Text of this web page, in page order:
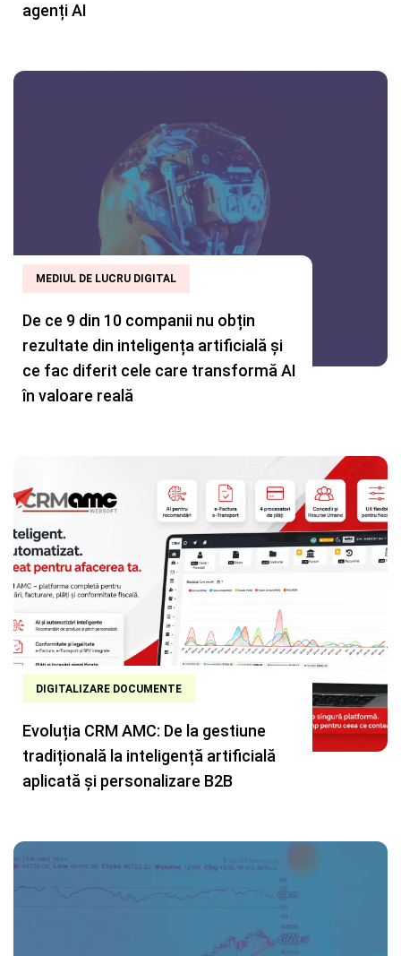
agenți AI
MEDIUL DE LUCRU DIGITAL
De ce 9 din 10 companii nu obțin
rezultate din inteligența artificială și
ce fac diferit cele care transformă AI
în valoare reală
DIGITALIZARE DOCUMENTE
Evoluția CRM AMC: De la gestiune
tradițională la inteligență artificială
aplicată și personalizare B2B